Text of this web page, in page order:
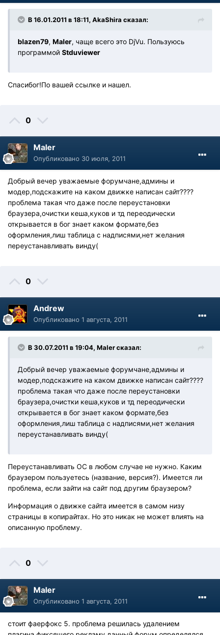
В 16.01.2011 в 18:11, AkaShira сказал:
blazen79, Maler, чаще всего это DjVu. Пользуюсь
программой Stduviewer
Спасибог!По вашей ссылке и нашел.
0
Maler
Опубликовано 30 июля, 2011
Добрый вечер уважаемые форумчане,админы и
модер,подскажите на каком движке написан сайт????
проблема такая что даже после переустановки
браузера,очистки кеша,куков и тд переодически
открывается в бог знает каком формате,без
оформления,лиш таблица с надписями,нет желания
переустанавливать винду(
0
Andrew
Опубликовано 1 августа, 2011
В 30.07.2011 в 19:04, Maler сказал:
Добрый вечер уважаемые форумчане,админы и
модер,подскажите на каком движке написан сайт????
проблема такая что даже после переустановки
браузера,очистки кеша,куков и тд переодически
открывается в бог знает каком формате,без
оформления,лиш таблица с надписями,нет желания
переустанавливать винду(
Переустанавливать ОС в любом случае не нужно. Каким
браузером пользуетесь (название, версия?). Имеется ли
проблема, если зайти на сайт под другим браузером?
Информация о движке сайта имеется в самом низу
страницы в копирайтах. Но это никак не может влиять на
описанную проблему.
0
Maler
Опубликовано 1 августа, 2011
стоит фаерфокс 5. проблема решилась удалением